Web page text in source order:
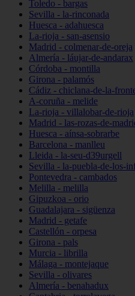
Toledo - bargas
Sevilla - la-rinconada
Huesca - adahuesca
La-rioja - san-asensio
Madrid - colmenar-de-oreja
Almería - láujar-de-andarax
Córdoba - montilla
Girona - palamós
Cádiz - chiclana-de-la-
A-coruña - melide
La-rioja - villalobar-de-rioja
Madrid - las-rozas-de-
Huesca - aínsa-sobrarbe
Barcelona - manlleu
Lleida - la-seu-d39urgell
Sevilla - la-puebla-de-los-
Pontevedra - cambados
Melilla - melilla
Gipuzkoa - orio
Guadalajara - sigüenza
Madrid - getafe
Castellón - orpesa
Girona - pals
Murcia - librilla
Málaga - montejaque
Sevilla - olivares
Almería - benahadux